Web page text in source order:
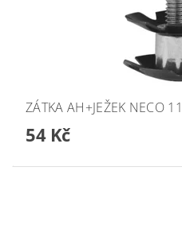
ZÁTKA AH+JEŽEK NECO
54 Kč